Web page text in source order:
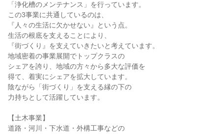
「浄化槽のメンテナンス」を行っています。
この3事業に共通しているのは、
『人々の生活に欠かせない』という点。
生活の根底を支えることにより、
『街づくり』を支えていきたいと考えています。
地域密着の事業展開でトップクラスの
シェアを誇り、地域の方々から多大な評価を
得て、着実にシェアを拡大しています。
陰ながら「街づくり」を支える縁の下の
力持ちとして活躍しています。
【土木事業】
道路・河川・下水道・外構工事などの